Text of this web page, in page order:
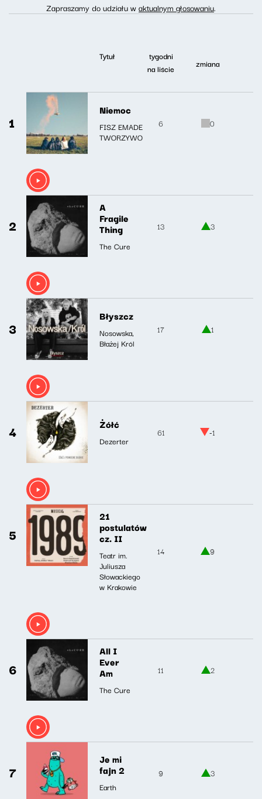
Zapraszamy do udziału waktualnym głosowaniu.
Tytuł
tygodni
na liście
zmiana
1
Niemoc
FISZ EMADE
TWORZYWO
6 0
2
A
Fragile
Thing
The Cure
13 3
3
Błyszcz
Nosowska,
Błażej Król
17 1
4 Żółć
Dezerter
61 -1
5
21
postulatów
cz. II
Teatr im.
Juliusza
Słowackiego
w Krakowie
14 9
6
All I
Ever
Am
The Cure
11 2
7
Je mi
fajn 2
Earth
9 3